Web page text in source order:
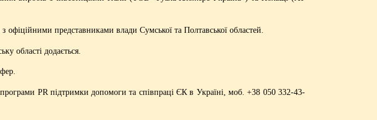
офіційними представниками влади Сумської та Полтавської областей.
області додається.
PR підтримки допомоги та співпраці ЄК в Україні, моб. +38 050 332-43-